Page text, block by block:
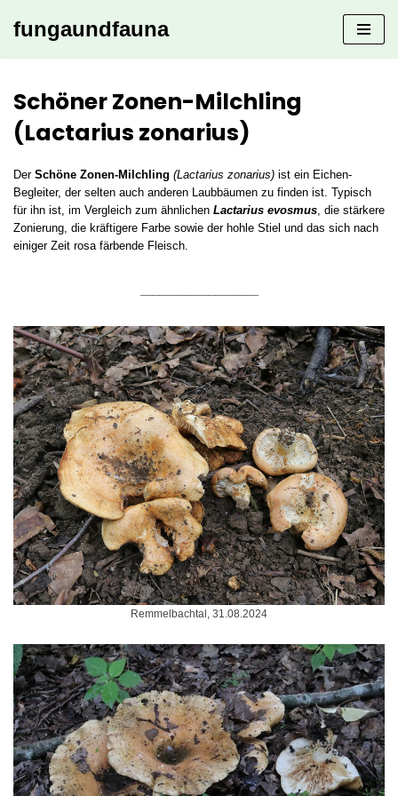
fungaundfauna
Schöner Zonen-Milchling
(Lactarius zonarius)
Der Schöne Zonen-Milchling (Lactarius zonarius) ist ein Eichen-
Begleiter, der selten auch anderen Laubbäumen zu finden ist. Typisch
für ihn ist, im Vergleich zum ähnlichen Lactarius evosmus, die stärkere
Zonierung, die kräftigere Farbe sowie der hohle Stiel und das sich nach
einiger Zeit rosa färbende Fleisch.
Remmelbachtal, 31.08.2024